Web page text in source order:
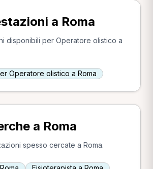
a Roma
disponibili per Operatore olistico a
Operatore olistico a Roma
a Roma
spesso cercate a Roma.